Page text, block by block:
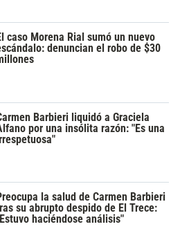
caso Morena Rial sumó un nuevo
denuncian el robo de $30
Barbieri liquidó a Graciela
por una insólita razón: "Es una
la salud de Carmen Barbieri
su abrupto despido de El Trece:
haciéndose análisis"